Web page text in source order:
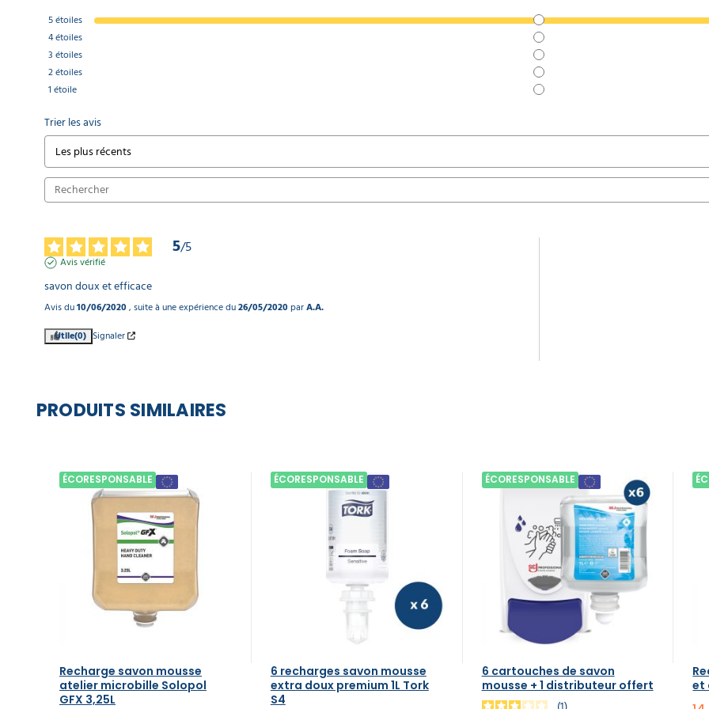
PRODUITS SIMILAIRES
ÉCORESPONSABLE
Recharge savon mousse
atelier microbille Solopol
GFX 3,25L
ÉCORESPONSABLE
6 recharges savon mousse
extra doux premium 1L Tork
S4
ÉCORESPONSABLE
6 cartouches de savon
mousse + 1 distributeur offert
et
5étoiles
4étoiles
3 étoiles
2étoiles
1 étoile
Trier les avis
5/5
Avis vérifié
savon doux et efficace
Avis du10/06/2020 , suite à une expérience du26/05/2020 parA.A.
Utile(0) Signaler